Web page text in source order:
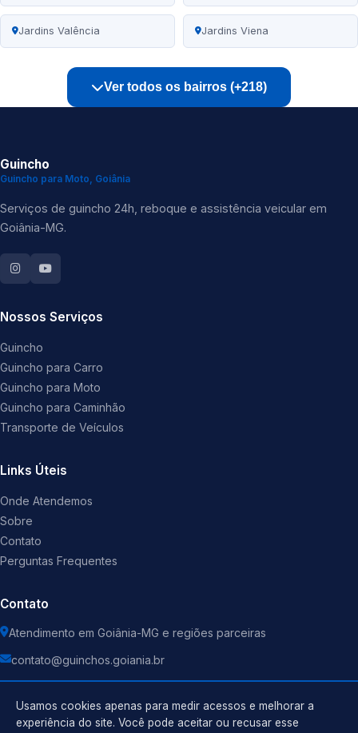
Jardins Valência Jardins Viena
Ver todos os bairros (+218)
Guincho
Guincho para Moto, Goiânia
Serviços de guincho 24h, reboque e assistência veicular em
Goiânia-MG.
Nossos Serviços
Guincho
Guincho para Carro
Guincho para Moto
Guincho para Caminhão
Transporte de Veículos
Links Úteis
Onde Atendemos
Sobre
Contato
Perguntas Frequentes
Contato
Atendimento em Goiânia-MG e regiões parceiras
contato@guinchos.goiania.br
Usamos cookies apenas para medir acessos e melhorar a
experiência do site. Você pode aceitar ou recusar esse